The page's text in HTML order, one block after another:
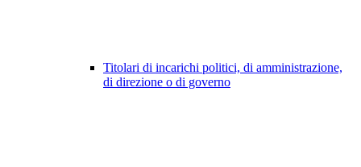
Titolari di incarichi politici, di amministrazione,
di direzione o di governo